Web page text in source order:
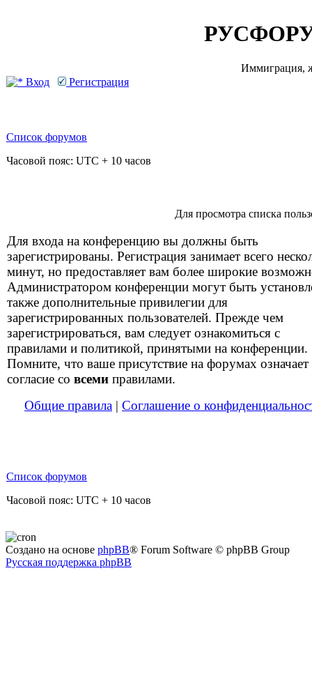
Иммиграция,
Вход
Регистрация
Список форумов
Часовой пояс: UTC + 10 часов
Для просмотра списка
Для входа на конференцию вы должны быть
зарегистрированы. Регистрация занимает всего
минут, но предоставляет вам более широкие
Администратором конференции могут быть
также дополнительные привилегии для
зарегистрированных пользователей. Прежде чем
зарегистрироваться, вам следует ознакомиться с
правилами и политикой, принятыми на конференции.
Помните, что ваше присутствие на форумах означает
согласие со всеми правилами.
Общие правила | Соглашение о
Список форумов
Часовой пояс: UTC + 10 часов
Создано на основе phpBB® Forum Software © phpBB Group
Русская поддержка phpBB